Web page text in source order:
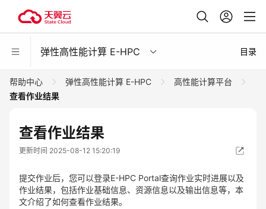
弹性高性能计算 E-HPC 目录
帮助中心 弹性高性能计算 E-HPC
高性能计算平台
查看作业结果
查看作业结果
更新时间 2025-08-12 15:20:19
提交作业后，您可以登录E-HPC Portal查询作业实时进展以及
作业结果，包括作业基础信息、资源信息以及输出信息等，本
文介绍了如何查看作业结果。